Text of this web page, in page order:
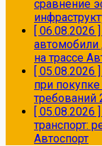
сравнение
[ 06.08.2026 ]
на трассе
[ 05.08.2026 ]
при
требований
[ 05.08.2026 ]
транспорт:
Автоспорт